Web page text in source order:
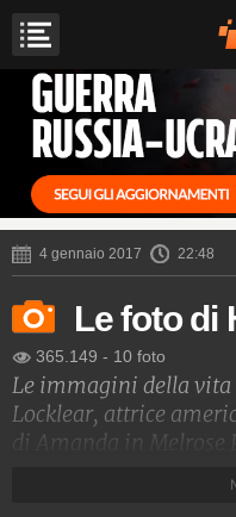
4 gennaio 2017 22:48
Le foto di
365.149 - 10 foto
Le immagini della vita
Locklear, attrice
di Amanda in Melrose
Spettacolo